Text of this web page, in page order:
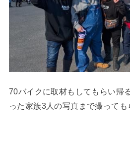
70バイクに取材もしてもらい帰
った家族3人の写真まで撮っても